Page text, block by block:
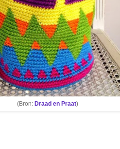
(Bron: Draad en Praat)